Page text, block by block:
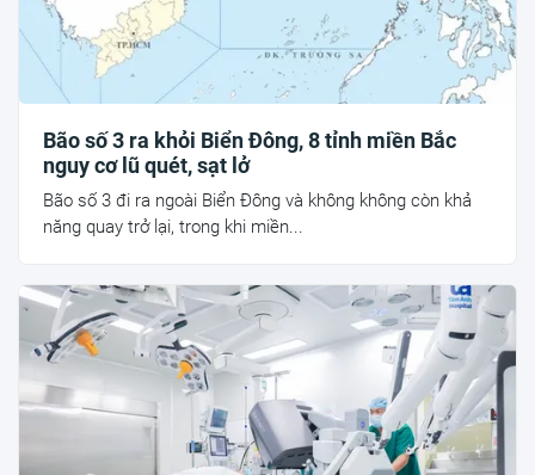
Bão số 3 ra khỏi Biển Đông, 8 tỉnh miền Bắc
nguy cơ lũ quét, sạt lở
Bão số 3 đi ra ngoài Biển Đông và không không còn khả
năng quay trở lại, trong khi miền...